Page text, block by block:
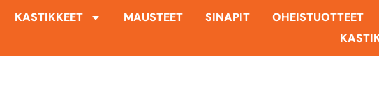
KASTIKKEET MAUSTEET SINAPIT OHEISTUOTTEET